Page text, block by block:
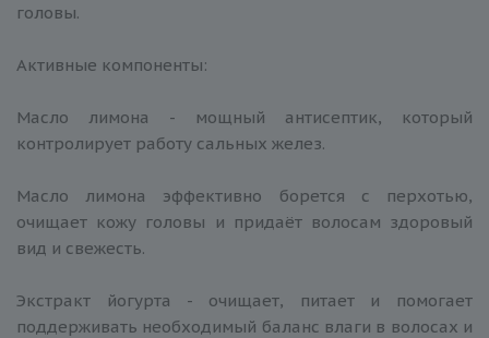
головы.
Активные компоненты:
Масло лимона - мощный антисептик, который
контролирует работу сальных желез.
Масло лимона эффективно борется с перхотью,
очищает кожу головы и придаёт волосам здоровый
вид и свежесть.
Экстракт йогурта - очищает, питает и помогает
поддерживать необходимый баланс влаги в волосах и